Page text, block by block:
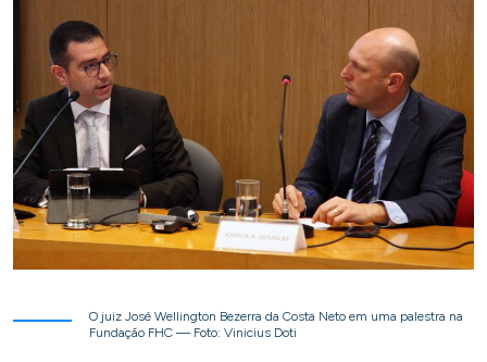
O juiz José Wellington Bezerra da Costa Neto em uma palestra na
Fundação FHC — Foto: Vinicius Doti